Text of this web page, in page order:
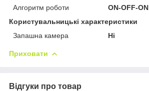
Алгоритм роботи
ON-OFF-ON
Користувальницькі характеристики
Запашна камера
Ні
Приховати
Відгуки про товар